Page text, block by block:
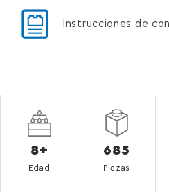
Instrucciones de
8+
Edad
685
Piezas